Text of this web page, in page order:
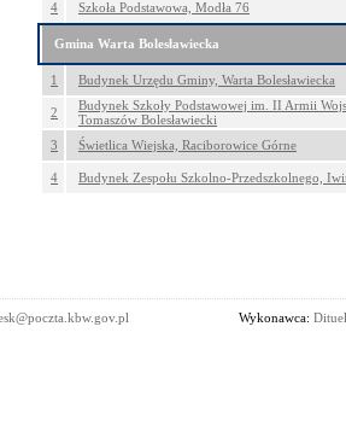
4 Szkoła Podstawowa, Modła 76
Gmina Warta Bolesławiecka
1 Budynek Urzędu Gminy, Warta Bolesławiecka
2
Budynek Szkoły Podstawowej im. II Armii
Tomaszów Bolesławiecki
3
Świetlica Wiejska, Raciborowice Górne
4 Budynek Zespołu Szkolno-Przedszkolnego,
Wykonawca: